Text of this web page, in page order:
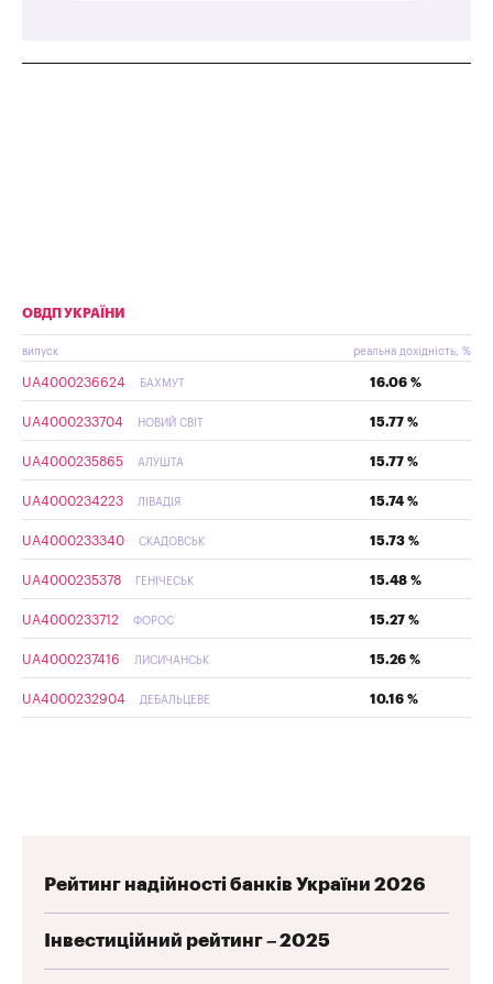
ОВДП УКРАЇНИ
випуск реальна дохідність, %
UA4000236624 БАХМУТ 16.06 %
UA4000233704 НОВИЙ СВІТ 15.77 %
UA4000235865 АЛУШТА 15.77 %
UA4000234223 ЛІВАДІЯ 15.74 %
UA4000233340 СКАДОВСЬК 15.73 %
UA4000235378 ГЕНІЧЕСЬК 15.48 %
UA4000233712 ФОРОС 15.27 %
UA4000237416 ЛИСИЧАНСЬК 15.26 %
UA4000232904 ДЕБАЛЬЦЕВЕ 10.16 %
Рейтинг надійності банків України 2026
Інвестиційний рейтинг – 2025